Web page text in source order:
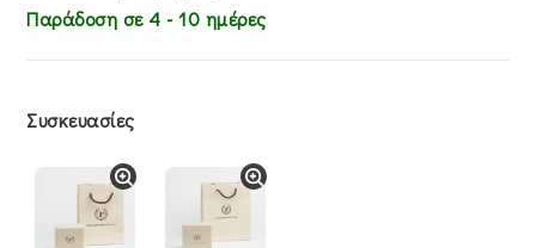
Παράδοση σε 4 - 10 ημέρες
Συσκευασίες